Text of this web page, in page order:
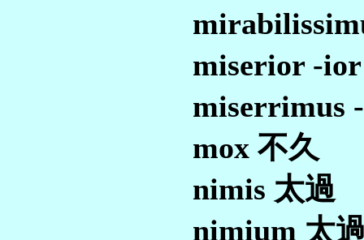
miserior -
miserrimus
mox 不久
nimis 太過
nimium 太